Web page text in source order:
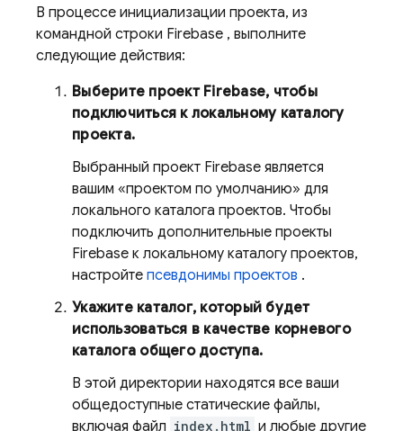
В процессе инициализации проекта, из
командной строки Firebase , выполните
следующие действия:
Выберите проект Firebase, чтобы
подключиться к локальному каталогу
проекта.
Выбранный проект Firebase является
вашим «проектом по умолчанию» для
локального каталога проектов. Чтобы
подключить дополнительные проекты
Firebase к локальному каталогу проектов,
настройте псевдонимы проектов .
Укажите каталог, который будет
использоваться в качестве корневого
каталога общего доступа.
В этой директории находятся все ваши
общедоступные статические файлы,
включая файл index.html и любые другие